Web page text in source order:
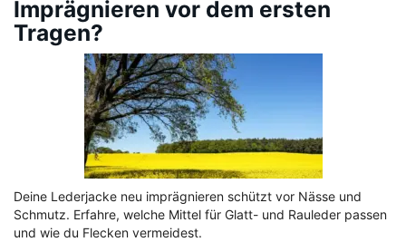
Imprägnieren vor dem ersten
Tragen?
Deine Lederjacke neu imprägnieren schützt vor Nässe und
Schmutz. Erfahre, welche Mittel für Glatt- und Rauleder passen
und wie du Flecken vermeidest.